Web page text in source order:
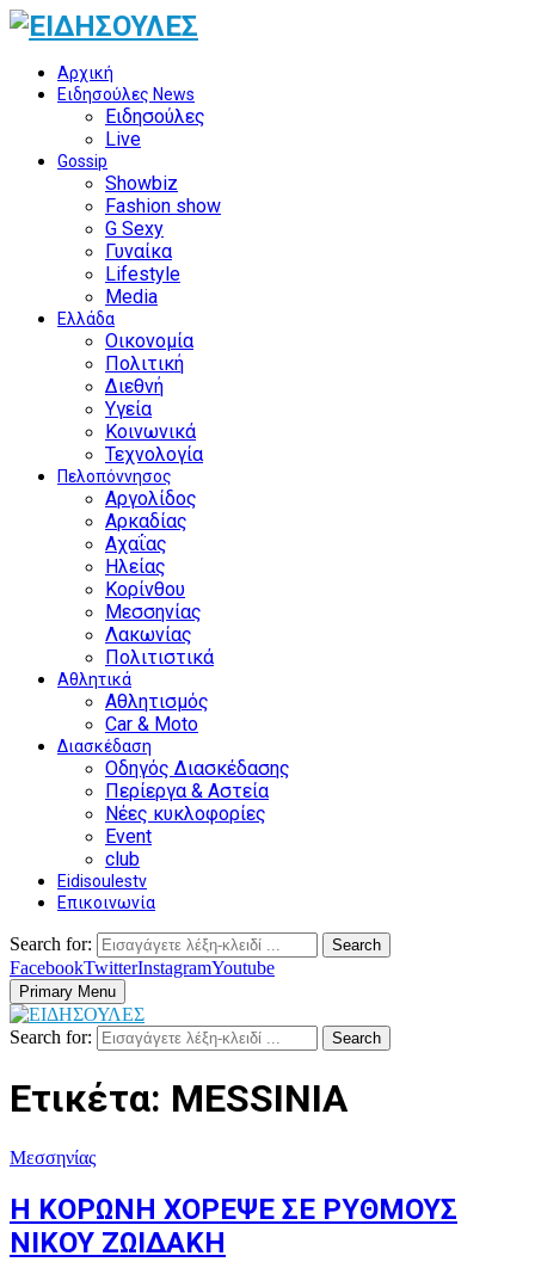
Αρχική
Ειδησούλες News
Ειδησούλες
Live
Gossip
Showbiz
Fashion show
G Sexy
Γυναίκα
Lifestyle
Media
Ελλάδα
Οικονομία
Πολιτική
Διεθνή
Υγεία
Κοινωνικά
Τεχνολογία
Πελοπόννησος
Αργολίδος
Αρκαδίας
Αχαΐας
Ηλείας
Κορίνθου
Μεσσηνίας
Λακωνίας
Πολιτιστικά
Αθλητικά
Αθλητισμός
Car & Moto
Διασκέδαση
Οδηγός Διασκέδασης
Περίεργα & Αστεία
Νέες κυκλοφορίες
Event
club
Eidisoulestv
Επικοινωνία
Search for: Search
FacebookTwitterInstagramYoutube
Primary Menu
Search for: Search
Ετικέτα: MESSINIA
Μεσσηνίας
Η ΚΟΡΩΝΗ ΧΟΡΕΨΕ ΣΕ ΡΥΘΜΟΥΣ
ΝΙΚΟΥ ΖΩΙΔΑΚΗ